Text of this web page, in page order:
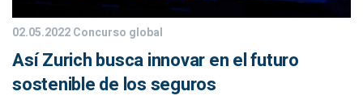
02.05.2022Concurso global
Así Zurich busca innovar en el futuro
sostenible de los seguros